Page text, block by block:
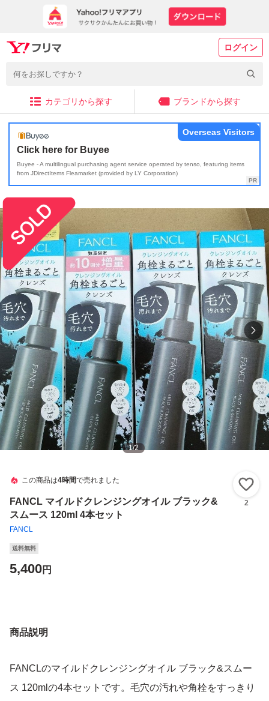
ログイン
カテゴリから探す ブランドから探す
Click here for Buyee
Buyee - A multilingual purchasing agent service operated by tenso, featuring items
from JDirectItems Fleamarket (provided by LY Corporation)
Overseas Visitors
1/2
この商品は4時間で売れました
FANCL マイルドクレンジングオイル ブラック&
スムース 120ml 4本セット
FANCL
2
送料無料
5,400円
商品説明
FANCLのマイルドクレンジングオイル ブラック&スムー
ス 120mlの4本セットです。毛穴の汚れや角栓をすっきり